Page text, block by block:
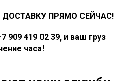
ПРЯМО СЕЙЧАС!
909 419 02 39, и ваш груз
часа!